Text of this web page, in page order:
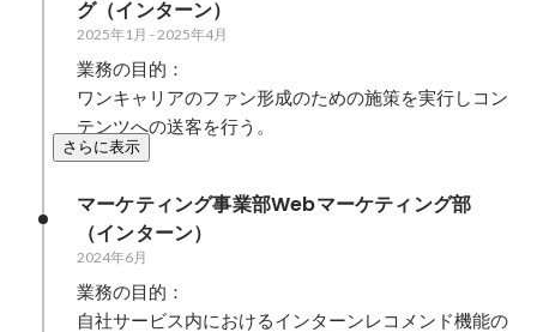
グ（インターン）
2025年1月 -2025年4月
業務の目的：
ワンキャリアのファン形成のための施策を実行しコン
テンツへの送客を行う。
さらに表示
マーケティング事業部Webマーケティング部
（インターン）
2024年6月
業務の目的：
自社サービス内におけるインターンレコメンド機能の